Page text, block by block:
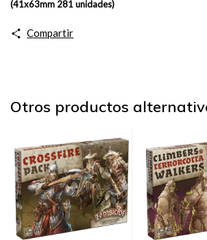
(41x63mm 281 unidades)
Compartir
Otros productos